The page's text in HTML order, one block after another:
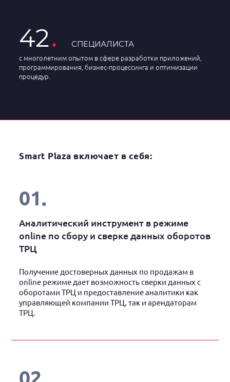
42. СПЕЦИАЛИСТА
с многолетним опытом в сфере разработки приложений,
программирования, бизнес-процессинга и оптимизации
процедур.
Smart Plaza включает в себя:
01.
Аналитический инструмент в режиме
online по сбору и сверке данных оборотов
ТРЦ
Получение достоверных данных по продажам в
online режиме дает возможность сверки данных с
оборотами ТРЦ и предоставление аналитики как
управляющей компании ТРЦ, так и арендаторам
ТРЦ.
02